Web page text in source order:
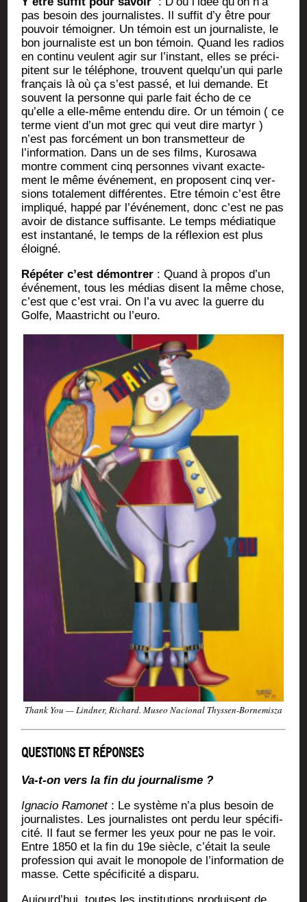
pas besoin des jour­na­listes. Il suf­fit d’y être pour
pou­voir témoi­gner. Un témoin est un jour­na­liste, le
bon jour­na­liste est un bon témoin. Quand les radios
en conti­nu veulent agir sur l’instant, elles se pré­ci­
pitent sur le télé­phone, trouvent quelqu’un qui parle
fran­çais là où ça s’est pas­sé, et lui demande. Et
sou­vent la per­sonne qui parle fait écho de ce
qu’elle a elle-même enten­du dire. Or un témoin ( ce
terme vient d’un mot grec qui veut dire mar­tyr )
n’est pas for­cé­ment un bon trans­met­teur de
l’information. Dans un de ses films, Kuro­sa­wa
montre com­ment cinq per­sonnes vivant exac­te­
ment le même évé­ne­ment, en pro­posent cinq ver­
sions tota­le­ment dif­fé­rentes. Etre témoin c’est être
impli­qué, hap­pé par l’événement, donc c’est ne pas
avoir de dis­tance suf­fi­sante. Le temps média­tique
est ins­tan­ta­né, le temps de la réflexion est plus
éloigné.
Répé­ter c’est démon­trer : Quand à pro­pos d’un
évé­ne­ment, tous les médias disent la même chose,
c’est que c’est vrai. On l’a vu avec la guerre du
Golfe, Maas­tricht ou l’euro.
Thank You — Lind­ner, Richard. Museo Nacio­nal Thyssen-Bornemisza
QUESTIONS ET RÉPONSES
Va-t-on vers la fin du journalisme ?
Igna­cio Ramo­net: Le sys­tème n’a plus besoin de
jour­na­listes. Les jour­na­listes ont per­du leur spé­ci­fi­
ci­té. Il faut se fer­mer les yeux pour ne pas le voir.
Entre 1850 et la fin du 19e siècle, c’était la seule
pro­fes­sion qui avait le mono­pole de l’information de
masse. Cette spé­ci­fi­ci­té a disparu.
Aujourd’hui, toutes les ins­ti­tu­tions pro­duisent de